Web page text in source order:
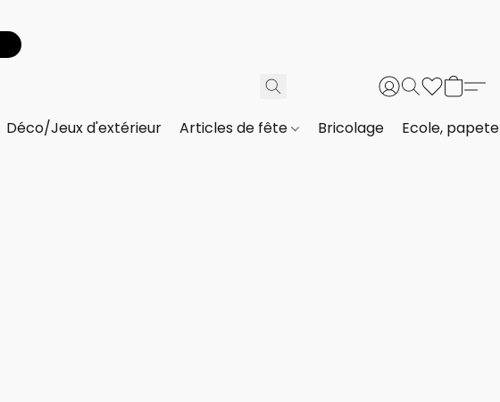
Déco/Jeux d'extérieur Articles de fête Bricolage Ecole,